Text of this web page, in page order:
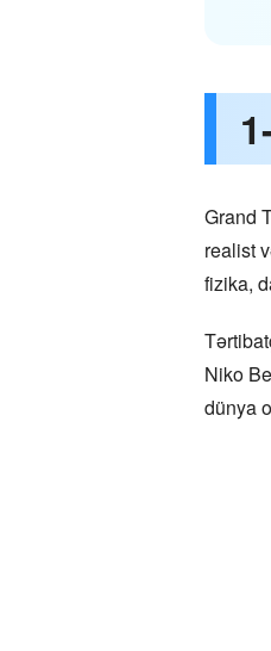
Grand
realist
fizika,
Niko
dünya